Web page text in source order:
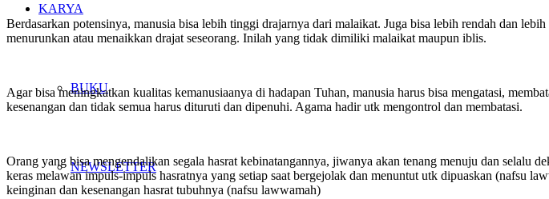
KARYA
BUKU
NEWSLETTER
Berdasarkan potensinya, manusia bisa lebih tinggi drajarnya dari malaikat. Juga bisa lebih rendah dan
menurunkan atau menaikkan drajat seseorang. Inilah yang tidak dimiliki malaikat maupun iblis.
Agar bisa meningkatkan kualitas kemanusiaanya di hadapan Tuhan, manusia harus bisa mengatasi,
kesenangan dan tidak semua harus dituruti dan dipenuhi. Agama hadir utk mengontrol dan membatasi.
Orang yang bisa mengendalikan segala hasrat kebinatangannya, jiwanya akan tenang menuju dan selalu
keras melawan impuls-impuls hasratnya yang setiap saat bergejolak dan menuntut utk dipuaskan (nafsu
keinginan dan kesenangan hasrat tubuhnya (nafsu lawwamah)